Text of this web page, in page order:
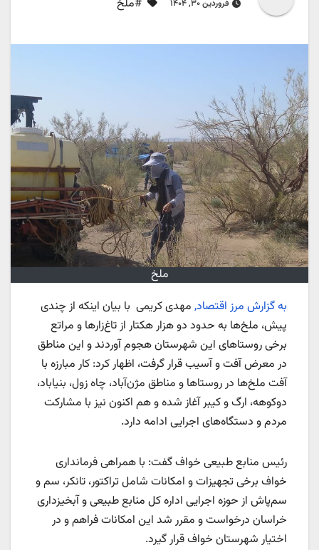
فروردین ۳۰, ۱۴۰۴ #ملخ‌
ملخ‌
به گزارش مرز اقتصاد, مهدی کریمی با بیان اینکه از چندی
پیش، ملخ‌ها به حدود دو هزار هکتار از تاغ‌زارها و مراتع
برخی روستاهای این شهرستان هجوم آوردند و این مناطق
در معرض آفت و آسیب قرار گرفت، اظهار کرد: کار مبارزه با
آفت ملخ‌ها در روستاها و مناطق مژن‌آباد، چاه زول، بنیاباد،
دوکوهه، ارگ و کیبر آغاز شده و هم اکنون نیز با مشارکت
مردم و دستگاه‌های اجرایی ادامه دارد.
رئیس منابع طبیعی خواف گفت: با همراهی فرمانداری
خواف برخی تجهیزات و امکانات شامل تراکتور، تانکر، سم و
سم‌پاش از حوزه اجرایی اداره کل منابع طبیعی و آبخیزداری
خراسان درخواست و مقرر شد این امکانات فراهم و در
اختیار شهرستان خواف قرار گیرد.